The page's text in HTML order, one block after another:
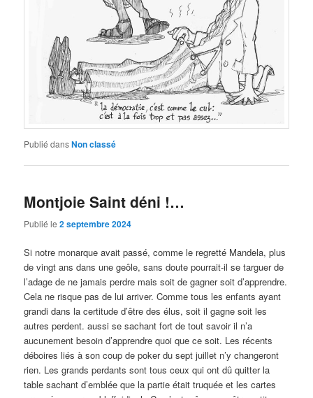
Publié dansNon classé
Montjoie Saint déni !…
Publié le2 septembre 2024
Si notre monarque avait passé, comme le regretté Mandela, plus
de vingt ans dans une geôle, sans doute pourrait-il se targuer de
l’adage de ne jamais perdre mais soit de gagner soit d’apprendre.
Cela ne risque pas de lui arriver. Comme tous les enfants ayant
grandi dans la certitude d’être des élus, soit il gagne soit les
autres perdent. aussi se sachant fort de tout savoir il n’a
aucunement besoin d’apprendre quoi que ce soit. Les récents
déboires liés à son coup de poker du sept juillet n’y changeront
rien. Les grands perdants sont tous ceux qui ont dû quitter la
table sachant d’emblée que la partie était truquée et les cartes